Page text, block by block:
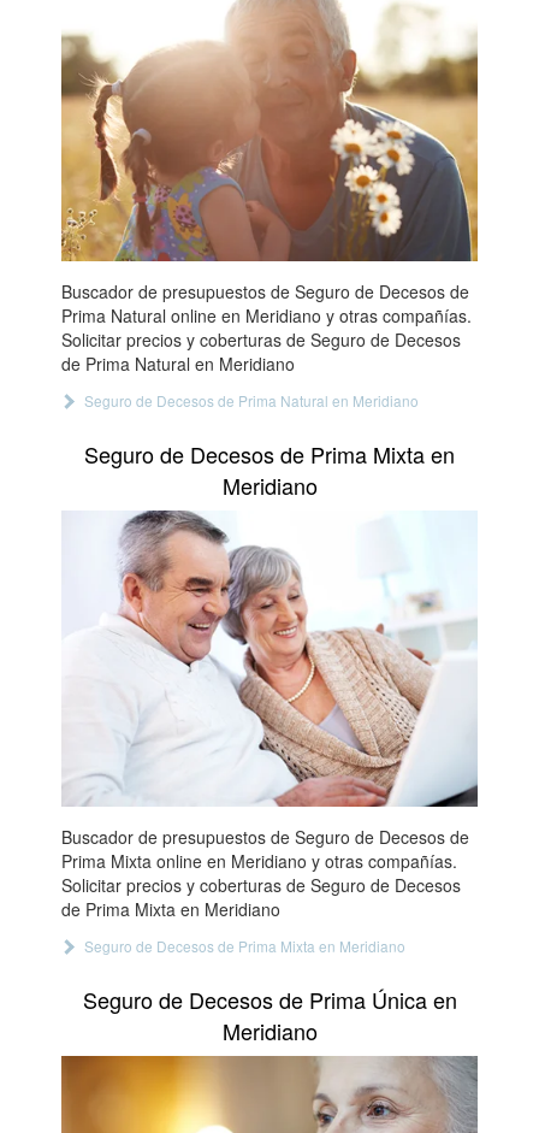
Buscador de presupuestos de Seguro de Decesos de
Prima Natural online en Meridiano y otras compañías.
Solicitar precios y coberturas de Seguro de Decesos
de Prima Natural en Meridiano
Seguro de Decesos de Prima Natural en Meridiano
Seguro de Decesos de Prima Mixta en
Meridiano
Buscador de presupuestos de Seguro de Decesos de
Prima Mixta online en Meridiano y otras compañías.
Solicitar precios y coberturas de Seguro de Decesos
de Prima Mixta en Meridiano
Seguro de Decesos de Prima Mixta en Meridiano
Seguro de Decesos de Prima Única en
Meridiano